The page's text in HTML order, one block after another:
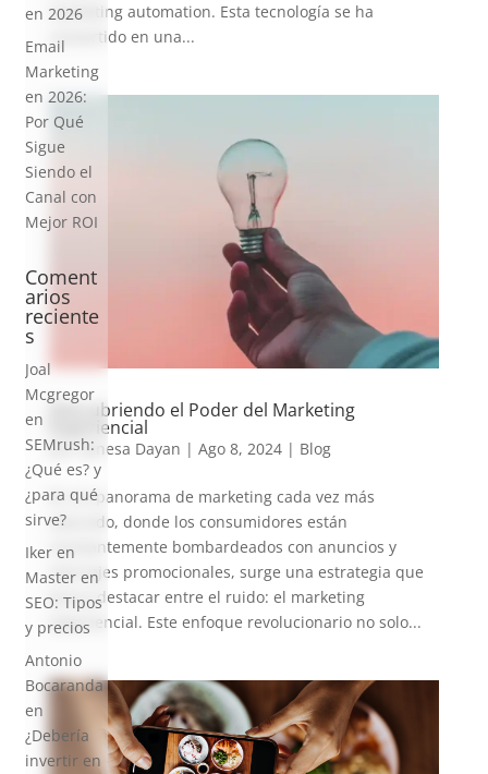
marketing automation. Esta tecnología se ha
convertido en una...
Descubriendo el Poder del Marketing
Experiencial
porVanesa Dayan | Ago 8, 2024| Blog
En un panorama de marketing cada vez más
saturado, donde los consumidores están
constantemente bombardeados con anuncios y
mensajes promocionales, surge una estrategia que
busca destacar entre el ruido: el marketing
experiencial. Este enfoque revolucionario no solo...
en 2026
Email
Marketing
en 2026:
Por Qué
Sigue
Siendo el
Canal con
Mejor ROI
Coment
arios
reciente
s
Joal
Mcgregor
en
SEMrush:
¿Qué es? y
¿para qué
sirve?
Iker en
Master en
SEO: Tipos
y precios
Antonio
Bocaranda
en
¿Debería
invertir en